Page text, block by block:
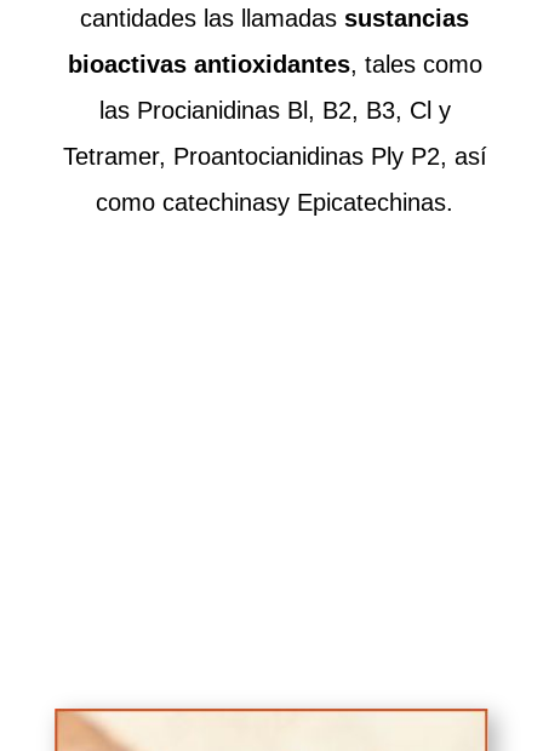
cantidades las llamadas sustancias
bioactivas antioxidantes, tales como
las Procianidinas Bl, B2, B3, Cl y
Tetramer, Proantocianidinas Ply P2, así
como catechinasy Epicatechinas.